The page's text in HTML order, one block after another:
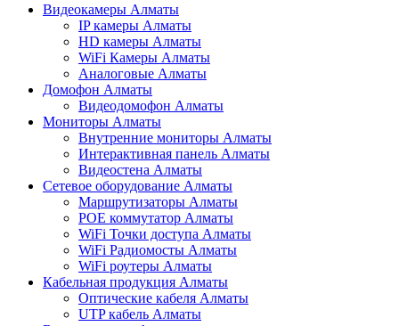
Видеокамеры Алматы
IP камеры Алматы
HD камеры Алматы
WiFi Камеры Алматы
Аналоговые Алматы
Домофон Алматы
Видеодомофон Алматы
Мониторы Алматы
Внутренние мониторы Алматы
Интерактивная панель Алматы
Видеостена Алматы
Сетевое оборудование Алматы
Маршрутизаторы Алматы
POE коммутатор Алматы
WiFi Точки доступа Алматы
WiFi Радиомосты Алматы
WiFi роутеры Алматы
Кабельная продукция Алматы
Оптические кабеля Алматы
UTP кабель Алматы